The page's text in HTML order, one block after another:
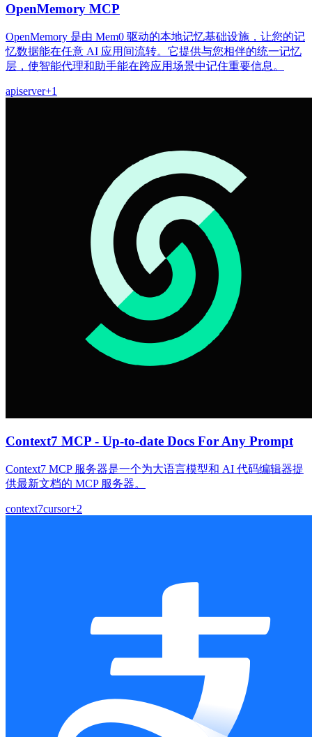
OpenMemory MCP
OpenMemory 是由 Mem0 驱动的本地记忆基础设施，让您的记
忆数据能在任意 AI 应用间流转。它提供与您相伴的统一记忆
层，使智能代理和助手能在跨应用场景中记住重要信息。
apiserver+1
Context7 MCP - Up-to-date Docs For Any Prompt
Context7 MCP 服务器是一个为大语言模型和 AI 代码编辑器提
供最新文档的 MCP 服务器。
context7cursor+2